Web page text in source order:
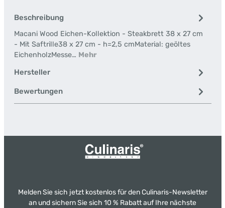
Beschreibung
Macani Wood Eichen-Kollektion - Steakbrett 38 x 27 cm
- Mit Saftrille38 x 27 cm - h=2,5 cmMaterial: geöltes
EichenholzMesse… Mehr
Hersteller
Bewertungen
Melden Sie sich jetzt kostenlos für den Culinaris-Newsletter
an und sichern Sie sich 10 % Rabatt auf Ihre nächste